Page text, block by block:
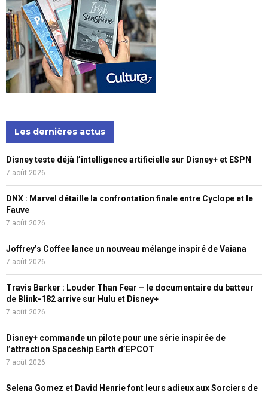
Les dernières actus
Disney teste déjà l’intelligence artificielle sur Disney+ et ESPN
7 août 2026
DNX : Marvel détaille la confrontation finale entre Cyclope et le
Fauve
7 août 2026
Joffrey’s Coffee lance un nouveau mélange inspiré de Vaiana
7 août 2026
Travis Barker : Louder Than Fear – le documentaire du batteur
de Blink-182 arrive sur Hulu et Disney+
7 août 2026
Disney+ commande un pilote pour une série inspirée de
l’attraction Spaceship Earth d’EPCOT
7 août 2026
Selena Gomez et David Henrie font leurs adieux aux Sorciers de